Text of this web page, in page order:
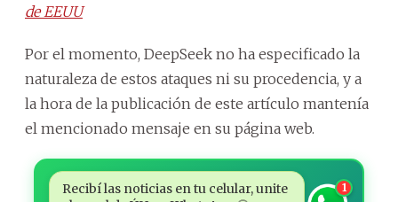
de EEUU
Por el momento, DeepSeek no ha especificado la
naturaleza de estos ataques ni su procedencia, y a
la hora de la publicación de este artículo mantenía
el mencionado mensaje en su página web.
Recibí las noticias en tu celular, unite
1